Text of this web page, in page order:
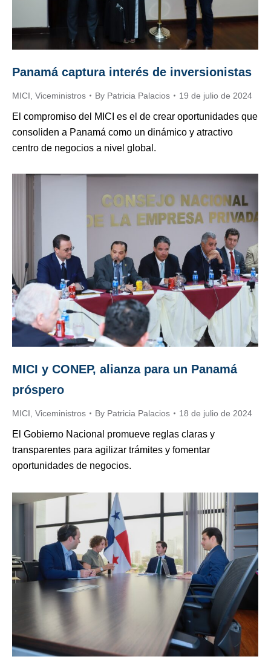
Panamá captura interés de inversionistas
MICI Viceministros By Patricia Palacios 19 de julio de 2024
El compromiso del MICI es el de crear oportunidades que
consoliden a Panamá como un dinámico y atractivo
centro de negocios a nivel global.
MICI y CONEP, alianza para un Panamá
próspero
MICI Viceministros By Patricia Palacios 18 de julio de 2024
El Gobierno Nacional promueve reglas claras y
transparentes para agilizar trámites y fomentar
oportunidades de negocios.